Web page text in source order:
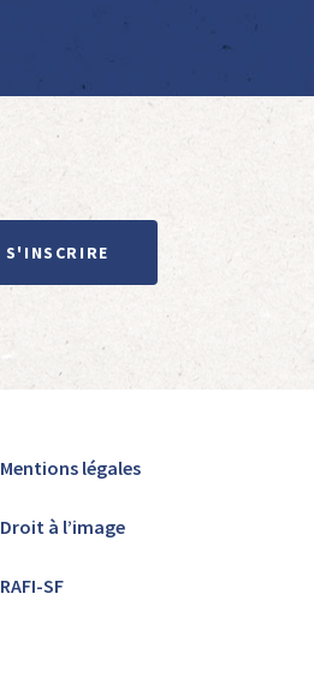
S'INSCRIRE
Mentions légales
Droit à l’image
RAFI-SF